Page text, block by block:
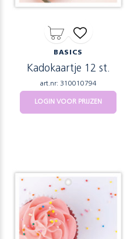
BASICS
Kadokaartje 12 st.
art.nr: 310010794
LOGIN VOOR PRIJZEN